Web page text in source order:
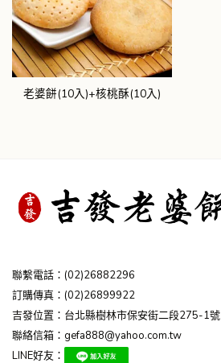
老婆餅(10入)+核桃酥(10入)
聯繫電話： (02)26882296
訂購傳真：(02)26899922
吉發位置：台北縣樹林市保安街二段275-1號
聯絡信箱： gefa888@yahoo.com.tw
LINE好友：